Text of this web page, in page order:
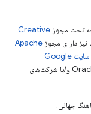
مجوزCreative
مجوزApache
خطمشی‌های سایت Google
مراجعه کنید. جاوا علامت تجاری ثبت‌شده Oracle و/یا شرکت‌های